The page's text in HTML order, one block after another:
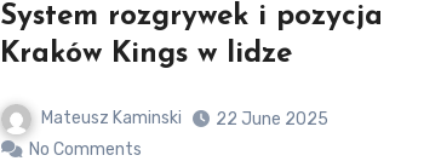
System rozgrywek i pozycja
Kraków Kings w lidze
Mateusz Kaminski
22 June 2025
No Comments